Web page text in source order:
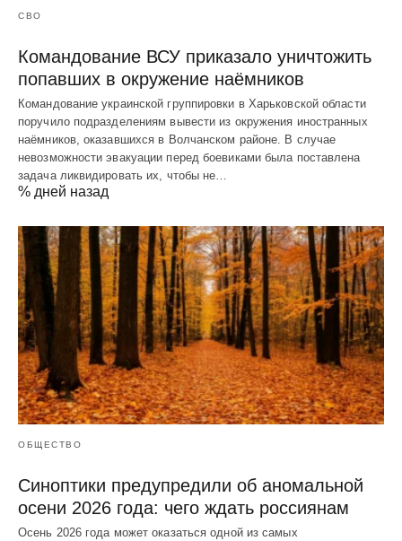
СВО
Командование ВСУ приказало уничтожить
попавших в окружение наёмников
Командование украинской группировки в Харьковской области
поручило подразделениям вывести из окружения иностранных
наёмников, оказавшихся в Волчанском районе. В случае
невозможности эвакуации перед боевиками была поставлена
задача ликвидировать их, чтобы не…
% дней назад
ОБЩЕСТВО
Синоптики предупредили об аномальной
осени 2026 года: чего ждать россиянам
Осень 2026 года может оказаться одной из самых